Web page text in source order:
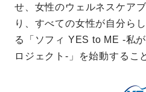
せ、女性のウェルネスケア
り、すべての女性が自分ら
る「ソフィ YES to ME -私
ロジェクト-」を始動するこ